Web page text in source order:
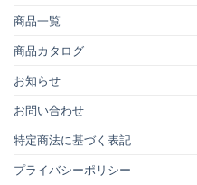
商品一覧
商品カタログ
お知らせ
お問い合わせ
特定商法に基づく表記
プライバシーポリシー